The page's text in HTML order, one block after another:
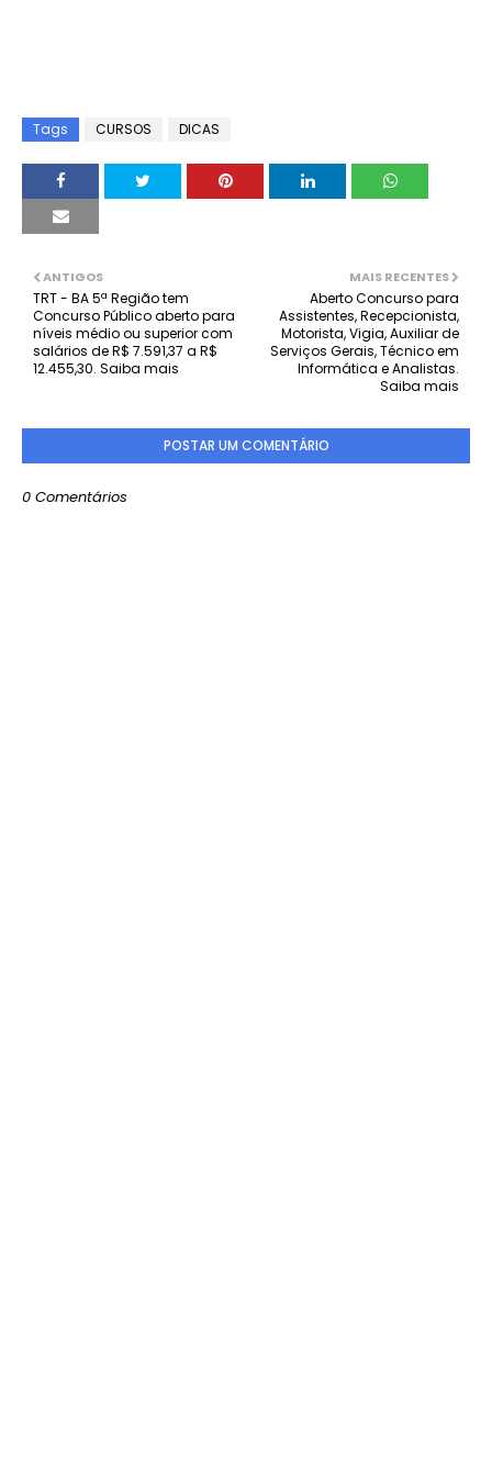
Tags CURSOS DICAS
MAIS RECENTES
Aberto Concurso para
Assistentes, Recepcionista,
Motorista, Vigia, Auxiliar de
Serviços Gerais, Técnico em
Informática e Analistas.
Saiba mais
ANTIGOS
TRT - BA 5ª Região tem
Concurso Público aberto para
níveis médio ou superior com
salários de R$ 7.591,37 a R$
12.455,30. Saiba mais
POSTAR UM COMENTÁRIO
0 Comentários